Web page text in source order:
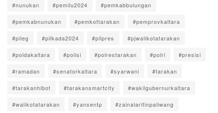
#nunukan #pemilu2024 #pemkabbulungan
#pemkabnunukan #pemkottarakan #pemprovkaltara
#pileg #pilkada2024 #pilpres #pjwalikotatarakan
#poldakaltara #polisi #polrestarakan #polri #presisi
#ramadan #senatorkaltara #syarwani #tarakan
#tarakanhibot #tarakansmartcity #wakilgubernurkaltara
#walikotatarakan #yansentp #zainalarifinpaliwang